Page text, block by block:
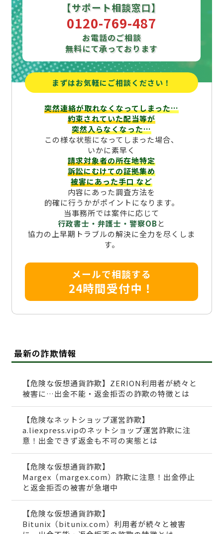
【サポート相談窓口】
0120-769-487
お電話のご相談
無料にて承っております
まずはお気軽にご相談ください！
突然連絡が取れなくなってしまった…
約束されていた配当等が
突然入らなくなった…
この様な状態になってしまった場合、
いかに素早く
請求対象者の所在地特定
訴訟にむけての証拠集め
被害にあった手口など
内容にあった調査方法を
的確に行うかがポイントになります。
当事務所では案件に応じて
行政書士・弁護士・警察OBと
協力の上早期トラブルの解決に全力を尽くしま
す。
メールで相談する
24時間受付中！
最新の詐欺情報
【危険な仮想通貨詐欺】ZERION利用者が続々と
被害に…出金不能・返金拒否の詐欺の特徴とは
【危険なネットショップ運営詐欺】
a.liexpress.vipのネットショップ運営詐欺に注
意！出金できず返金も不可の実態とは
【危険な仮想通貨詐欺】
Margex（margex.com）詐欺に注意！出金停止
と返金拒否の被害が急増中
【危険な仮想通貨詐欺】
Bitunix（bitunix.com）利用者が続々と被害